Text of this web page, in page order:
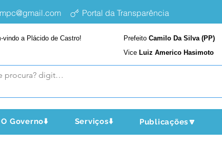
Portal da Transparência
vindo a Plácido de Castro! Prefeito Camilo Da Silva (PP)
Vice Luiz Americo Hasimoto
O Governo⬇️ Serviços⬇️ Publicações🔽